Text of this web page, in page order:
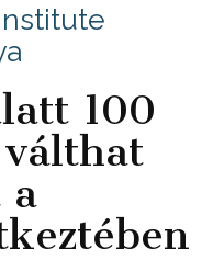
100
a